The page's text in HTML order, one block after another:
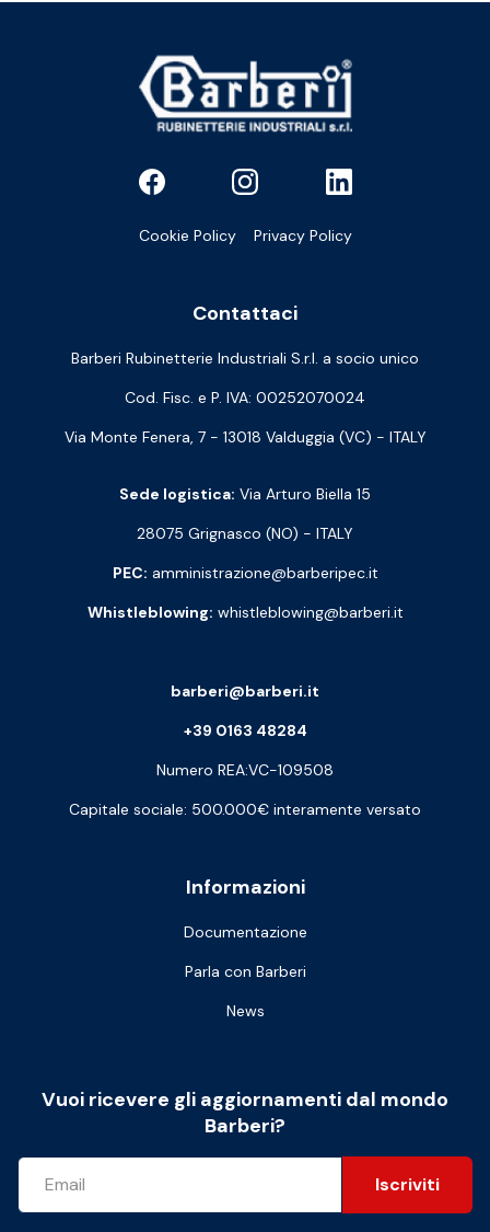
Cookie Policy Privacy Policy
Contattaci
Barberi Rubinetterie Industriali S.r.l. a socio unico
Cod. Fisc. e P. IVA: 00252070024
Via Monte Fenera, 7 - 13018 Valduggia (VC) - ITALY
Sede logistica: Via Arturo Biella 15
28075 Grignasco (NO) - ITALY
PEC: amministrazione@barberipec.it
Whistleblowing: whistleblowing@barberi.it
Informazioni
Documentazione
Parla con Barberi
News
barberi@barberi.it
+39 0163 48284
Numero REA:VC-109508
Capitale sociale: 500.000€ interamente versato
Vuoi ricevere gli aggiornamenti dal mondo
Barberi?
Iscriviti